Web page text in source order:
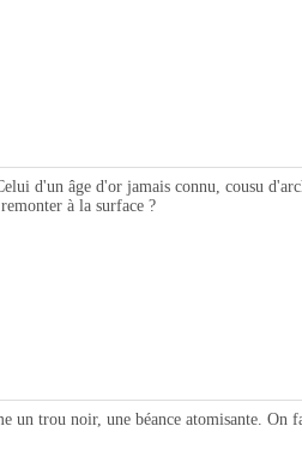
d'un âge d'or jamais connu, cousu
à la surface ?
trou noir, une béance atomisante. On